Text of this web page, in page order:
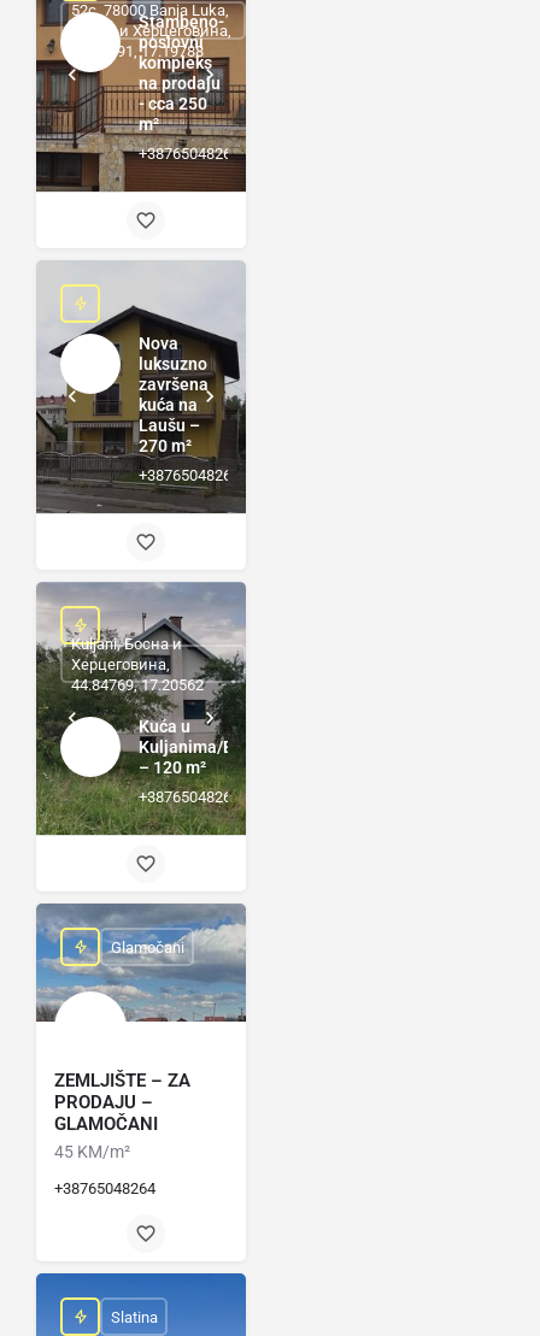
Stambeno-
poslovni
kompleks
na prodaju
- cca 250
m²
+38765048264
52c, 78000 Banja Luka,
Босна и Херцеговина,
44.79691, 17.19788
Nova
luksuzno
završena
kuća na
Laušu –
270 m²
+38765048264
Kuća u
Kuljanima/Bukovici
– 120 m²
+38765048264
Kuljani, Босна и
Херцеговина,
44.84769, 17.20562
ZEMLJIŠTE – ZA
PRODAJU –
GLAMOČANI
45 KM/m²
+38765048264
Glamočani
Slatina